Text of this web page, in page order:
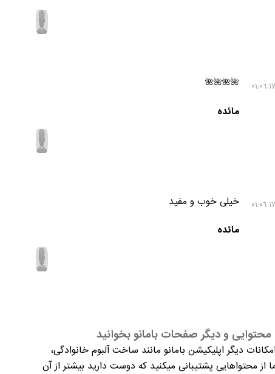
🌺🌺🌺🌺
مائده
خیلی خوب و مفید
مائده
و دیگر صفحات بامانو بخوانید
دیگر اپلیکیشن بامانو مانند ساخت آلبوم خانوادگی،
محتواهایی پشتیبانی میکنید که دوست دارید بیشتر از آن